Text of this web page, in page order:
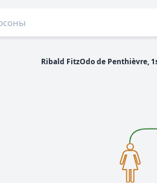
Ribald FitzOdo de Penthièvre,